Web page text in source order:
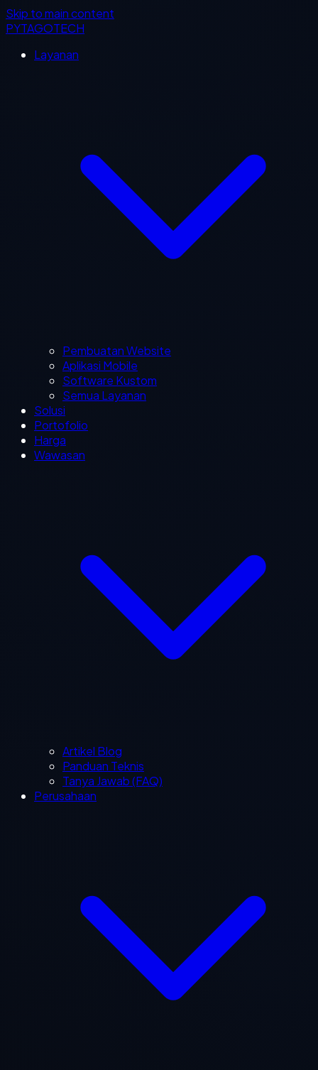
Skip to main content
PYTAGOTECH
Layanan
Pembuatan Website
Aplikasi Mobile
Software Kustom
Semua Layanan
Solusi
Portofolio
Harga
Wawasan
Artikel Blog
Panduan Teknis
Tanya Jawab (FAQ)
Perusahaan